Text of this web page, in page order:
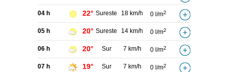
04 h 22° Sureste 18 km/h 0 l/m2
05 h 20° Sureste 14 km/h 0 l/m2
06 h 20° Sur 7 km/h 0 l/m2
07 h 19° Sur 7 km/h 0 l/m2